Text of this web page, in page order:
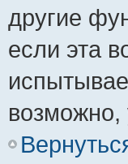
другие
если эта
возможно,